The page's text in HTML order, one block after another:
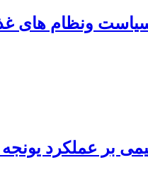
ونظام های
بر عملکرد